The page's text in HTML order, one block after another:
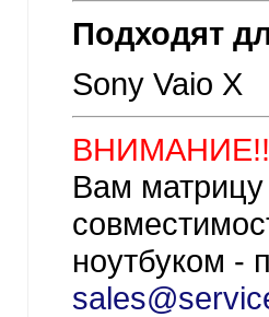
Подходят
Sony Vaio X
Вам
ноутбуком -